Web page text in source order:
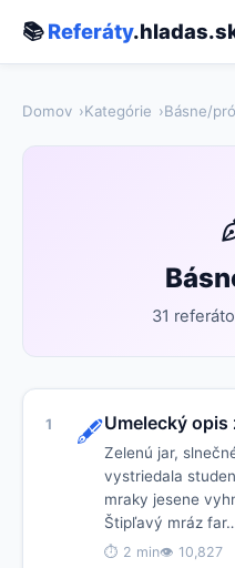
📚Referáty
Domov Kategórie Básne/
31
1 🖋️Umelecký opis
Zelenú jar,
vystriedala
mraky jesene
Štipľavý mráz
⏱ 2 min👁 10,827